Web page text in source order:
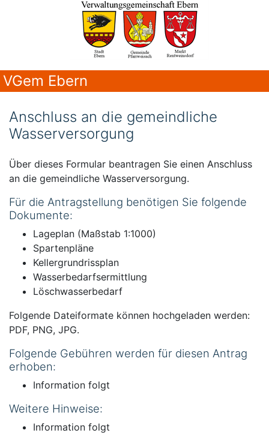
VGem Ebern
Anschluss an die gemeindliche
Wasserversorgung
Über dieses Formular beantragen Sie einen Anschluss
an die gemeindliche Wasserversorgung.
Für die Antragstellung benötigen Sie folgende
Dokumente:
Lageplan (Maßstab 1:1000)
Spartenpläne
Kellergrundrissplan
Wasserbedarfsermittlung
Löschwasserbedarf
Folgende Dateiformate können hochgeladen werden:
PDF, PNG, JPG.
Folgende Gebühren werden für diesen Antrag
erhoben:
Information folgt
Weitere Hinweise:
Information folgt